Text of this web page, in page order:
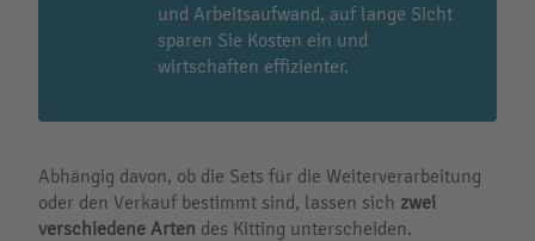
und Arbeitsaufwand, auf lange Sicht
sparen Sie Kosten ein und
wirtschaften effizienter.
Abhängig davon, ob die Sets für die Weiterverarbeitung
oder den Verkauf bestimmt sind, lassen sich zwei
verschiedene Arten des Kitting unterscheiden.